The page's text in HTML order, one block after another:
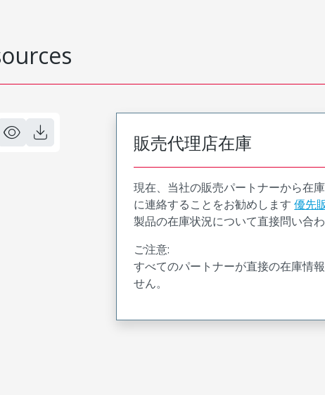
販売代理店在庫
現在、当社の販売パートナーから在
に連絡することをお勧めします 優先
製品の在庫状況について直接問い合
ご注意:
すべてのパートナーが直接の在庫情
せん。